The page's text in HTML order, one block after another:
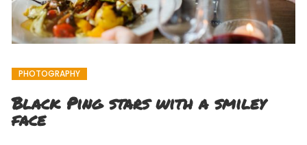
PHOTOGRAPHY
Black Ping stars with a smiley
face